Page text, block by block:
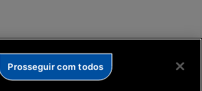
Prosseguir com todos